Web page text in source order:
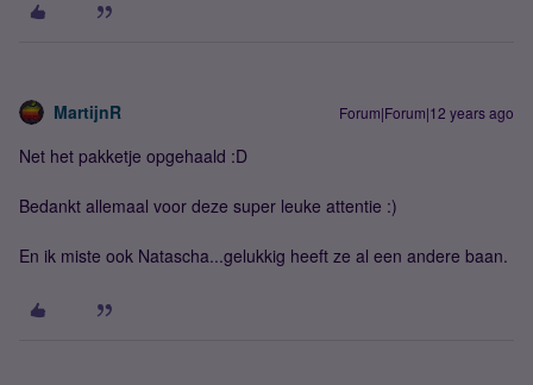
MartijnR Forum|Forum|12 years ago
Net het pakketje opgehaald :D
Bedankt allemaal voor deze super leuke attentie :)
En ik miste ook Natascha...gelukkig heeft ze al een andere baan.